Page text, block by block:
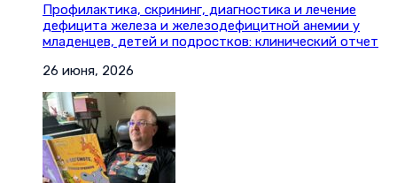
Профилактика, скрининг, диагностика и лечение
дефицита железа и железодефицитной анемии у
младенцев, детей и подростков: клинический отчет
26 июня, 2026